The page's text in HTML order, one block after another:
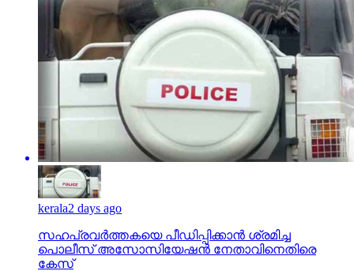
kerala2 days ago
സഹപ്രവര്‍ത്തകയെ പീഡിപ്പിക്കാന്‍ ശ്രമിച്ച
പൊലീസ് അസോസിയേഷന്‍ നേതാവിനെതിരെ
കേസ്